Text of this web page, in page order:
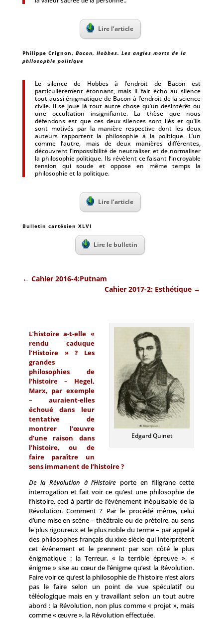
Lire l’article
Philippe Crignon, Bacon, Hobbes. Les angles morts de la
philosophie politique
Le silence de Hobbes à l’endroit de Bacon est
particulièrement étonnant, mais il fait écho au silence
tout aussi énigmatique de Bacon à l’endroit de la science
civile. Il se joue là tout autre chose qu’un désintérêt ou
une occultation insignifiante. La thèse que nous
défendons est que ces deux silences sont liés et qu’ils
sont motivés par la manière respective dont les deux
auteurs rapportent la philosophie à la politique. L’un
comme l’autre, mais de deux manières différentes,
découvrent l’impossibilité de neutraliser et de normaliser
la philosophie politique. Ils révèlent ce faisant l’incroyable
tension qui soude et oppose en même temps la
philosophie et la politique.
Lire l’article
Bulletin cartésien XLVI
Lire le bulletin
← Cahier 2016-4:Putnam
Cahier 2017-2: Esthétique →
Edgard Quinet
L’histoire a-t-elle «
rendu caduque
l’Histoire » ? Les
grandes
philosophies de
l’histoire – Hegel,
Marx, par exemple
– auraient-elles
échoué dans leur
tentative de
montrer l’œuvre
d’une raison dans
l’histoire, ou de
faire paraître un
sens immanent de l’histoire ?
De la Révolution à l’Histoire porte en filigrane cette
interrogation et fait voir ce qu’est une philosophie de
l’histoire, ceci à partir de l’événement inépuisable de la
Révolution. Comment ? Par le procédé même, celui
d’une mise en scène – théâtrale ou de prétoire, au sens
le plus rigoureux et le plus noble du terme – par appel à
des philosophes français du xixe siècle qui interprètent
cet événement et le prennent par son côté le plus
énigmatique : la Terreur, « la terrible épreuve », «
énigme » sise au cœur de l’énigme qu’est la Révolution.
Faire voir ce qu’est la philosophie de l’histoire n’est alors
pas le faire selon un point de vue spéculatif ou
téléologique mais en y travaillant selon un tout autre
abord : la Révolution, non plus comme « projet », mais
comme « œuvre », la Révolution effectuée.